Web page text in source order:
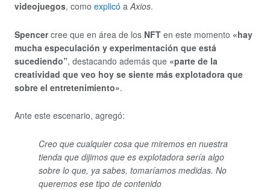
videojuegos, como explicó aAxios.
Spencercree que en área de los NFT en este momento «hay
mucha especulación y experimentación que está
sucediendo”, destacando además que «parte de la
creatividad que veo hoy se siente más explotadora que
sobre el entretenimiento».
Ante este escenario, agregó:
Creo que cualquier cosa que miremos en nuestra
tienda que dijimos que es explotadora sería algo
sobre lo que, ya sabes, tomaríamos medidas. No
queremos ese tipo de contenido